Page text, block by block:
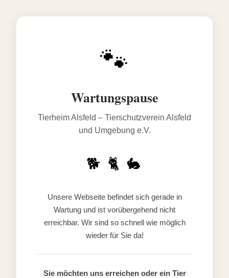
🐾
Wartungspause
Tierheim Alsfeld – Tierschutzverein Alsfeld
und Umgebung e.V.
🐕 🐈 🐇
Unsere Webseite befindet sich gerade in
Wartung und ist vorübergehend nicht
erreichbar. Wir sind so schnell wie möglich
wieder für Sie da!
Sie möchten uns erreichen oder ein Tier